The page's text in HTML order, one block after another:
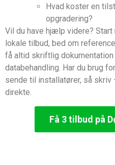
Hvad koster en
opgradering?
Vil du have hjælp videre?
lokale tilbud, bed om
få altid skriftlig dokumentation
databehandling. Har du brug
sende til installatører, så skriv
direkte.
Få 3 tilbud på